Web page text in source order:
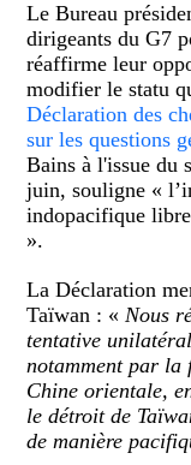
Le Bureau
dirigeants du G7
réaffirme leur
modifier le statu
Déclaration des
sur les questions
Bains à l'issue du
juin, souligne «
indopacifique
».
La Déclaration
Taïwan : «Nous
tentative
notamment par la
Chine orientale,
le détroit de
de manière